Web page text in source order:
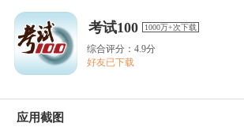
考试100 1000万+次下载
综合评分：4.9分
好友已下载
应用截图